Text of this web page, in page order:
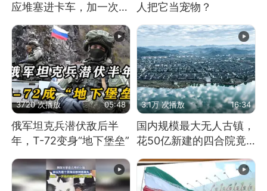
应堆塞进卡车，加一次燃
料能跑几十年
人把它当宠物？
3720 次播放 05:48
俄军坦克兵潜伏敌后半
年，T-72变身“地下堡垒”
3.1万 次播放 16:34
国内规模最大无人古镇，
花50亿新建的四合院竟